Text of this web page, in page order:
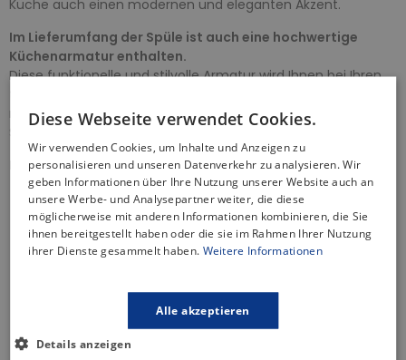
Küche auch einen modernen und eleganten Akzent.
Im Lieferumfang der Spüle ist auch eine hochwertige
Küchenarmatur enthalten.
Diese funktionelle und stilvolle Armatur wird Ihnen bei Ihren
mitgelieferten Küchenarmatur erhalten Sie ein komplettes
Merkmale der Spüle:
Hitzebeständigkeitbis zu 250 Grad Celsius - hohe
Widerstandsfähigkeit gegen extreme Temperaturen,
sodass heiße Geschirrteile frei platziert werden können,
ohne Schäden zu verursachen.
gegenüber plötzlichen Temperaturschwankungen, d. h. sie
werden durch plötzlichen Kontakt mit heißen oder kalten
Gegenständen nicht beschädigt.
Kratzfestigkeit
Diese Webseite verwendet Cookies.
Wir verwenden Cookies, um Inhalte und Anzeigen zu
personalisieren und unseren Datenverkehr zu analysieren. Wir
geben Informationen über Ihre Nutzung unserer Website auch an
unsere Werbe- und Analysepartner weiter, die diese
möglicherweise mit anderen Informationen kombinieren, die Sie
ihnen bereitgestellt haben oder die sie im Rahmen Ihrer Nutzung
ihrer Dienste gesammelt haben. Weitere Informationen
Alle akzeptieren
Details anzeigen